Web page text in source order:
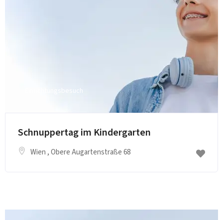
Einrichtungsbesuch
Schnuppertag im Kindergarten
Wien , Obere Augartenstraße 68